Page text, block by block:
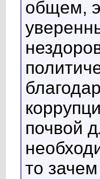
общем,
почвой
то